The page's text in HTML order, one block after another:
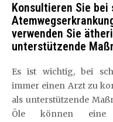
Konsultieren Sie bei
verwenden Sie
unterstützende
Es ist wichtig, bei
immer einen Arzt zu
als unterstützende
Öle können eine